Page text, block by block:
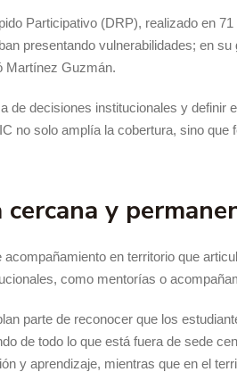
Participativo (DRP), realizado en
presentando vulnerabilidades; en
Martínez Guzmán.
decisiones institucionales y
no solo amplía la cobertura, sino
y
en territorio que
como mentorías o
parte de reconocer que los
de todo lo que está fuera de sede
y aprendizaje, mientras que en el